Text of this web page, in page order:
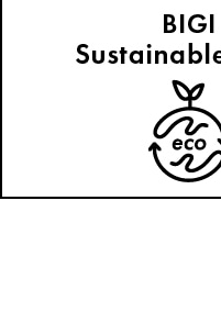
ADIEU TRISTESSE
(てぃーしゃつ) /